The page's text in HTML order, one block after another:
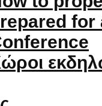
for